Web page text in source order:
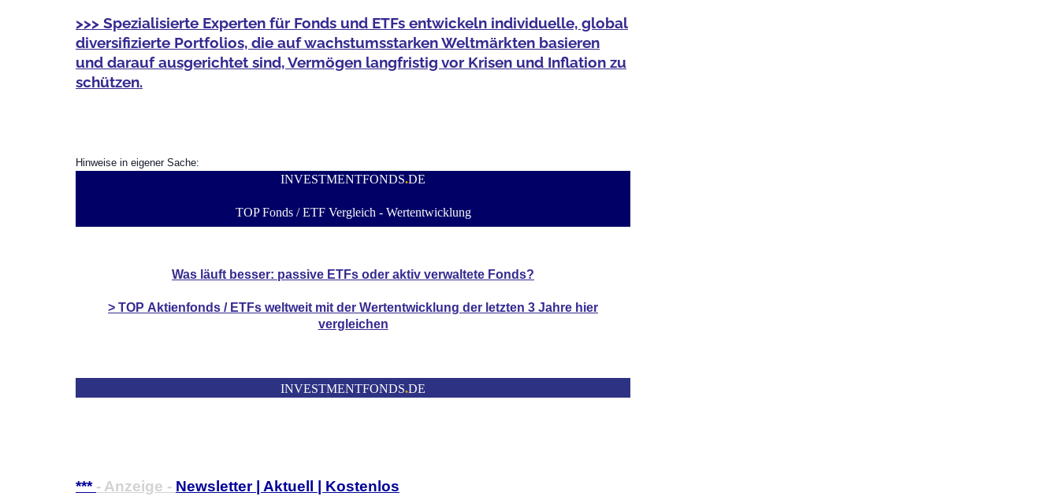
>>> Spezialisierte Experten für Fonds und ETFs entwickeln individuelle, global
diversifizierte Portfolios, die auf wachstumsstarken Weltmärkten basieren
und darauf ausgerichtet sind, Vermögen langfristig vor Krisen und Inflation zu
schützen.
Hinweise in eigener Sache:
INVESTMENTFONDS.DE
TOP Fonds / ETF Vergleich - Wertentwicklung
Was läuft besser: passive ETFs oder aktiv verwaltete Fonds?
> TOP Aktienfonds / ETFs weltweit mit der Wertentwicklung der letzten 3 Jahre hier
vergleichen
INVESTMENTFONDS.DE
*** - Anzeige - Newsletter | Aktuell | Kostenlos